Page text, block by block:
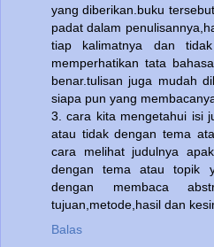
yang diberikan.buku
padat dalam
tiap kalimatnya dan tidak
memperhatikan tata
benar.tulisan juga mudah
siapa pun yang
3. cara kita mengetahui isi
atau tidak dengan tema
cara melihat judulnya
dengan tema atau topik
dengan membaca
tujuan,metode,hasil dan
Balas